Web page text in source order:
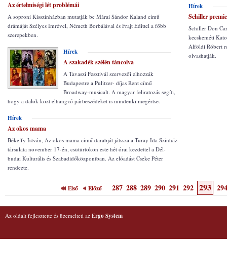
Az értelmiségi lét problémái
A soproni Kisszínházban mutatják be Márai Sándor Kaland című
drámáját Szélyes Imrével, Németh Borbálával és Frajt Edittel a főbb
szerepekben.
Hírek
A szakadék szélén táncolva
A Tavaszi Fesztivál szervezői elhozzák
Budapestre a Pulitzer- díjas Rent című
Broadway-musicalt. A magyar feliratozás segíti,
hogy a dalok közt elhangzó párbeszédeket is mindenki megértse.
Hírek
Az okos mama
Békeffy István, Az okos mama című darabját játssza a Turay Ida Színház
társulata november 17-én, csütürtökön este hét órai kezdettel a Dél-
budai Kulturális és Szabadidőközpontban. Az elóadást Cseke Péter
rendezte.
Hírek
Schiller
Schiller Don
kecskeméti
Alföldi Róbert
olvashatják.
Első Előző 287 288 289 290 291 292 293 294
Az oldalt fejlesztette és üzemelteti az Ergo System